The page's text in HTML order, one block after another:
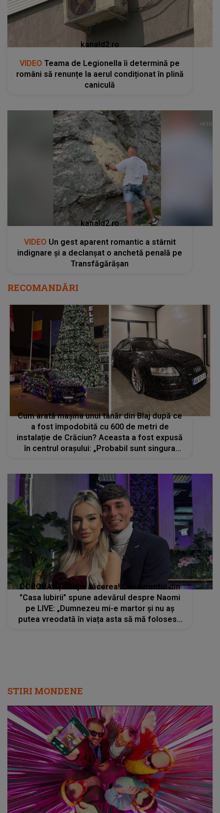
kanald2.ro
VIDEO Teama de Legionella îi determină pe
români să renunțe la aerul condiționat în plină
caniculă
kanald2.ro
VIDEO Un gest aparent romantic a stârnit
indignare și a declanșat o anchetă penală pe
Transfăgărășan
RECOMANDĂRI
Cum arată mașina unui tânăr din Blaj după ce
a fost împodobită cu 600 de metri de
instalație de Crăciun? Aceasta a fost expusă
în centrul orașului: „Probabil sunt singura
DOROBANȚU rupe tăcerea! Concurentul din
”Casa Iubirii” spune adevărul despre Naomi
pe LIVE: „Dumnezeu mi-e martor și nu aș
putea vreodată în viața asta să mă folosesc
STIRI MONDENE